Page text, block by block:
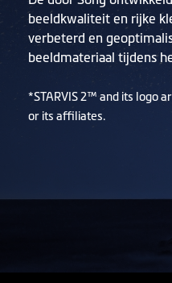
beeldkwaliteit en rijke
verbeterd en
beeldmateriaal tijdens
*STARVIS 2™ and its logo
or its affiliates.